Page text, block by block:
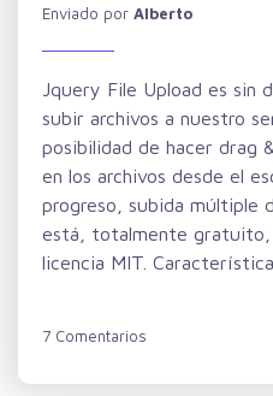
Enviado por Alberto
Jquery File Upload es sin
subir archivos a nuestro
posibilidad de hacer drag
en los archivos desde el
progreso, subida múltiple
está, totalmente gratuito,
licencia MIT.
7 Comentarios